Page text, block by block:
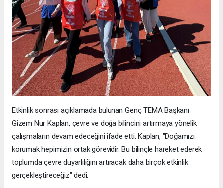
Etkinlik sonrası açıklamada bulunan Genç TEMA Başkanı
Gizem Nur Kaplan, çevre ve doğa bilincini artırmaya yönelik
çalışmaların devam edeceğini ifade etti. Kaplan, "Doğamızı
korumak hepimizin ortak görevidir. Bu bilinçle hareket ederek
toplumda çevre duyarlılığını artıracak daha birçok etkinlik
gerçekleştireceğiz" dedi.